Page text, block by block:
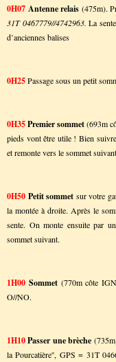
0H07 Antenne relais (475m).
31T 0467779//4742963.La
d’anciennes balises
0H25Passage sous un petit
0H35Premier sommet(693m
pieds vont être utile ! Bien
et remonte vers le sommet
0H50 Petit sommet sur votre
la montée à droite. Après le
sente. On monte ensuite par
sommet suivant.
1H00 Sommet(770m côte
O//NO.
1H10Passer une brèche
la Pourcatière'', GPS = 31T